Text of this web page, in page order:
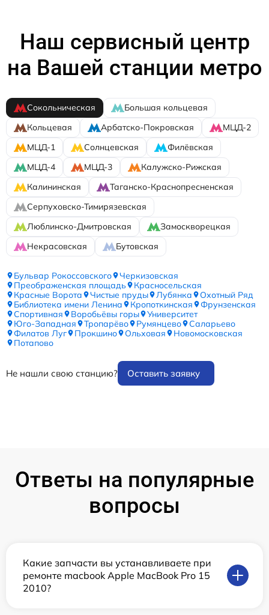
Наш сервисный центр
на Вашей станции метро
Сокольническая
Большая кольцевая
Кольцевая
Арбатско-Покровская
МЦД-2
МЦД-1
Солнцевская
Филёвская
МЦД-4
МЦД-3
Калужско-Рижская
Калининская
Таганско-Краснопресненская
Серпуховско-Тимирязевская
Люблинско-Дмитровская
Замоскворецкая
Некрасовская
Бутовская
Бульвар Рокоссовского
Черкизовская
Преображенская площадь
Красносельская
Красные Ворота
Чистые пруды Лубянка
Охотный Ряд
Библиотека имени Ленина
Кропоткинская
Фрунзенская
Спортивная
Воробьёвы горы
Университет
Юго-Западная
Тропарёво Румянцево
Саларьево
Филатов Луг
Прокшино Ольховая
Новомосковская
Потапово
Не нашли свою станцию? Оставить заявку
Ответы на популярные
вопросы
Какие запчасти вы устанавливаете при
ремонте macbook Apple MacBook Pro 15
2010?